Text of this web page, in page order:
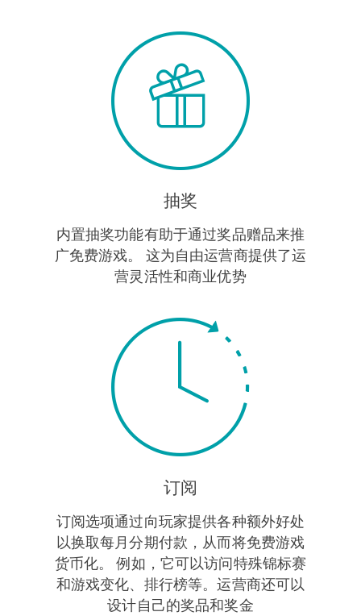
抽奖
内置抽奖功能有助于通过奖品赠品来推
广免费游戏。 这为自由运营商提供了运
营灵活性和商业优势
订阅
订阅选项通过向玩家提供各种额外好处
以换取每月分期付款，从而将免费游戏
货币化。 例如，它可以访问特殊锦标赛
和游戏变化、排行榜等。运营商还可以
设计自己的奖品和奖金